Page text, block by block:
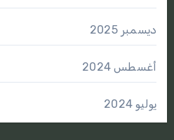
ديسمبر 2025
أغسطس 2024
يوليو 2024